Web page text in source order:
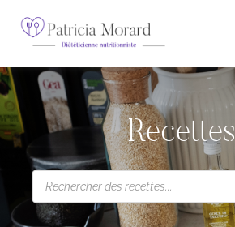
Recettes